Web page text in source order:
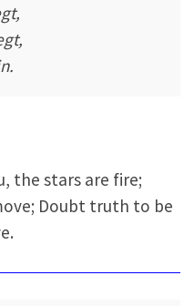
the stars are fire;
Doubt truth to be